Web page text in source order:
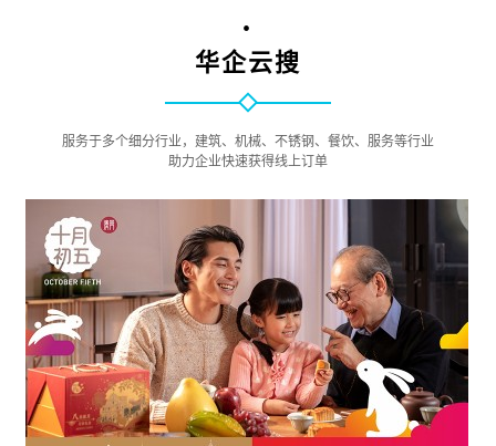
•
华企云搜
服务于多个细分行业，建筑、机械、不锈钢、餐饮、服务等行业
助力企业快速获得线上订单